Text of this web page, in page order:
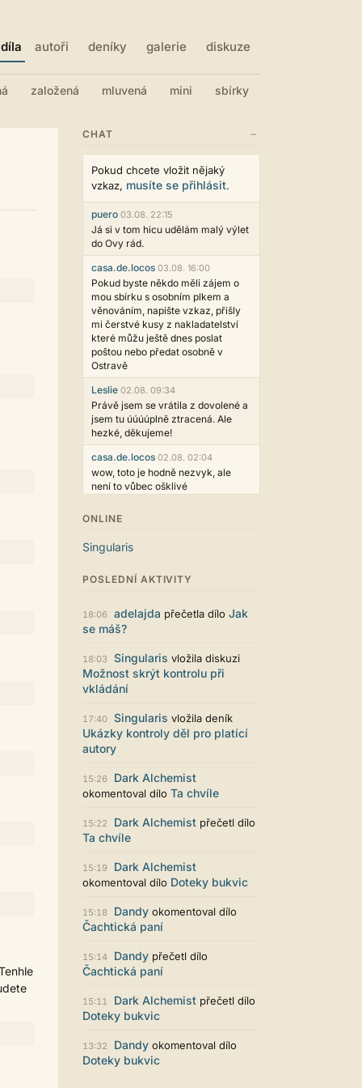
díla autoři deníky galerie diskuze
založená mluvená mini sbírky
CHAT −
Pokud chcete vložit nějaký
vzkaz, musíte se přihlásit.
puero 03.08. 22:15
Já si v tom hicu udělám malý výlet
do Ovy rád.
casa.de.locos 03.08. 16:00
Pokud byste někdo měli zájem o
mou sbírku s osobním plkem a
věnováním, napište vzkaz, přišly
mi čerstvé kusy z nakladatelství
které můžu ještě dnes poslat
poštou nebo předat osobně v
Ostravě
Leslie 02.08. 09:34
Právě jsem se vrátila z dovolené a
jsem tu úúúúplně ztracená. Ale
hezké, děkujeme!
casa.de.locos 02.08. 02:04
wow, toto je hodně nezvyk, ale
není to vůbec ošklivé
Už i počet přečtení jde vidět,
reklama co zasahovala do chatu je
myslím také už v pořádku,
Líbí se mi tmavá varianta nového
vzhledu. Na některých místech
jsou sice mezi prvky příliš velké
určitě to půjde upravit místním
stylem... Celkově je styl dobře
funkční a příjemný. Podvedl se.
puero 29.07. 11:53
Zajímavý počin. Líbí se mi jak je to
graficky promyšlené.
Ahoj všem! Právě jsem publikoval
svou druhou sbírku. Dostupná je ve
přečtení! Sbírka nese název Já v
sobě, dostupná je například zde:
a-v-sobe-428529 Santiago :)
Kristína Melegová 27.07. 21:01
super práca, symbol toho, že to tu
ešte žije
Pena pace Lukio,... bude to tvrdy
zvykani po tech x letech ale
Terri42
26.07. 20:42
Na mobilu to vypadá super :-)
chvilku jsem si zvykala, ale je to
moc pěkné
ONLINE
Singularis
POSLEDNÍ AKTIVITY
18:06 adelajda přečetla dílo Jak
se máš?
18:03 Singularis vložila diskuzi
Možnost skrýt kontrolu při
vkládání
17:40 Singularis vložila deník
Ukázky kontroly děl pro platící
autory
15:26 Dark Alchemist
okomentoval dílo Ta chvíle
15:22 Dark Alchemist přečetl dílo
Ta chvíle
15:19 Dark Alchemist
okomentoval dílo Doteky bukvic
15:18 Dandy okomentoval dílo
Čachtická paní
15:14 Dandy přečetl dílo
Čachtická paní
15:11 Dark Alchemist přečetl dílo
Doteky bukvic
13:32 Dandy okomentoval dílo
Doteky bukvic